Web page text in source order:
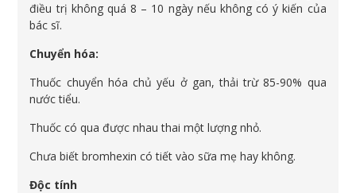
điều trị không quá 8 – 10 ngày nếu không có ý kiến của
bác sĩ.
Chuyển hóa:
Thuốc chuyển hóa chủ yếu ở gan, thải trừ 85-90% qua
nước tiểu.
Thuốc có qua được nhau thai một lượng nhỏ.
Chưa biết bromhexin có tiết vào sữa mẹ hay không.
Độc tính